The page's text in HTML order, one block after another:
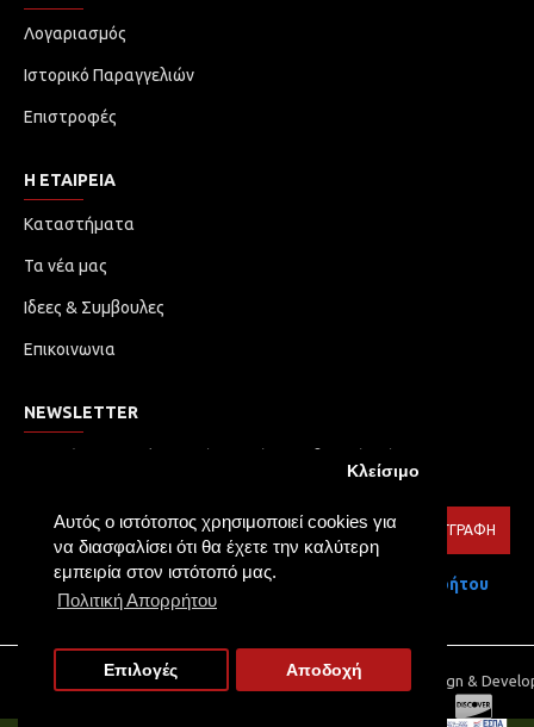
Αυτός ο ιστότοπος χρησιμοποιεί cookies για
να διασφαλίσει ότι θα έχετε την καλύτερη
εμπειρία στον ιστότοπό μας.
Πολιτική Απορρήτου
Κλείσιμο
Επιλογές Αποδοχή
Λογαριασμός
Ιστορικό Παραγγελιών
Επιστροφές
Η ΕΤΑΙΡΕΙΑ
Καταστήματα
Τα νέα μας
Ιδεες & Συμβουλες
Επικοινωνια
NEWSLETTER
ΕΓΓΡΑΦΉ
Έχω διαβάσει και αποδέχομαι τους Πολιτική Απορρήτου
Copyright © 2021, TOLIA LED, All Rights Reserved | Web Design &